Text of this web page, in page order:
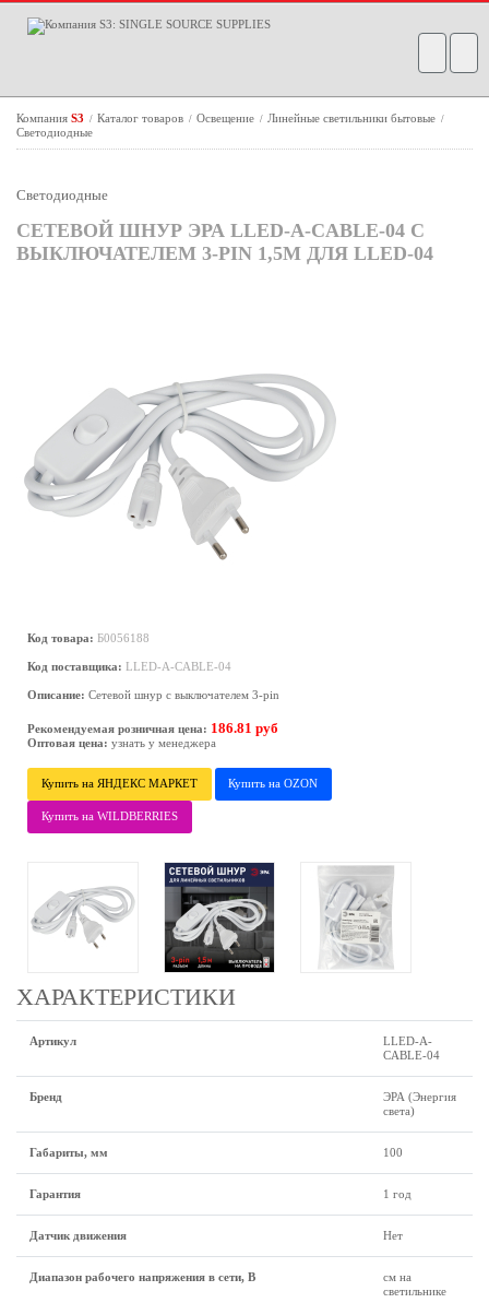
Компания S3 / Каталог товаров / Освещение / Линейные светильники бытовые /
Светодиодные
Светодиодные
СЕТЕВОЙ ШНУР ЭРА LLED-A-CABLE-04 С
ВЫКЛЮЧАТЕЛЕМ 3-PIN 1,5М ДЛЯ LLED-04
Код товара: Б0056188
Код поставщика: LLED-A-CABLE-04
Описание: Сетевой шнур с выключателем 3-pin
Рекомендуемая розничная цена: 186.81 руб
Оптовая цена: узнать у менеджера
Купить на ЯНДЕКС МАРКЕТ Купить на OZON
Купить на WILDBERRIES
ХАРАКТЕРИСТИКИ
Артикул
LLED-A-
CABLE-04
Бренд
ЭРА (Энергия
света)
Габариты, мм 100
Гарантия 1 год
Датчик движения Нет
Диапазон рабочего напряжения в сети, В
см на
светильнике